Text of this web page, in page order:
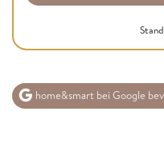
home&smart bei Google